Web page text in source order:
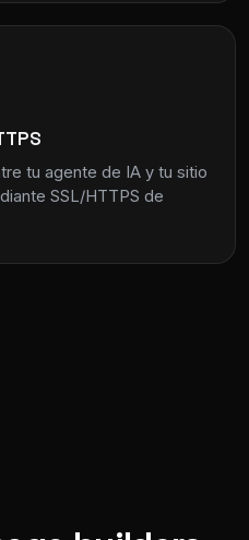
tu agente de IA y tu sitio
SSL/HTTPS de